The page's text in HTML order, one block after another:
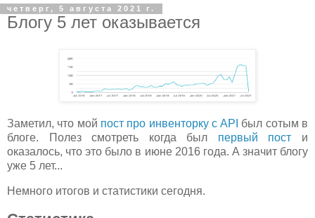
четверг, 5 августа 2021 г.
Блогу 5 лет оказывается
Заметил, что мой пост про инвенторку с API был сотым в
блоге. Полез смотреть когда был первый пост и
оказалось, что это было в июне 2016 года. А значит блогу
уже 5 лет...
Немного итогов и статистики сегодня.